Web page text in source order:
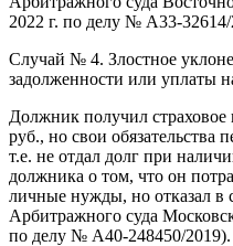
2022 г. по делу № А33-32614/
Случай № 4. Злостное
задолженности или уплаты
Должник получил
руб., но свои обязательства
т.е. не отдал долг при
должника о том, что он
личные нужды, но отказал в
Арбитражного суда
по делу № А40-248450/2019).